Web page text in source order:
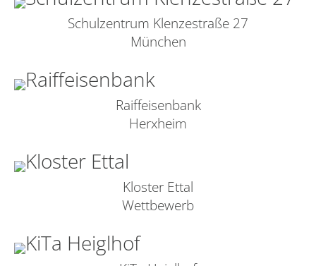
Schulzentrum Klenzestraße 27
München
Raiffeisenbank
Herxheim
Kloster Ettal
Wettbewerb